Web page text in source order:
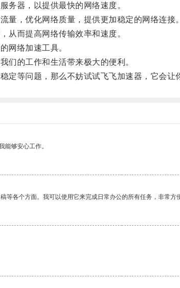
器，以提供最快的网络速度。
，优化网络质量，提供更加稳定的网络连接。
而提高网络传输效率和速度。
络加速工具。
的工作和生活带来极大的便利。
等问题，那么不妨试试飞飞加速器，它会让
能够安心工作。
各个方面。我可以使用它来完成日常办公的所有任务，非常方